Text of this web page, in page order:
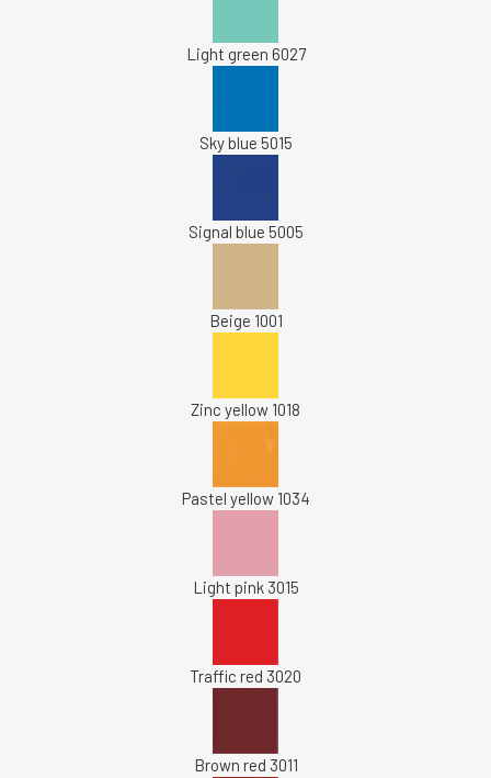
Light green 6027
Sky blue 5015
Signal blue 5005
Beige 1001
Zinc yellow 1018
Pastel yellow 1034
Light pink 3015
Traffic red 3020
Brown red 3011